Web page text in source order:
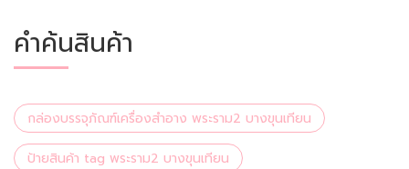
คำค้นสินค้า
กล่องบรรจุภัณฑ์เครื่องสำอาง พระราม2 บางขุนเทียน
ป้ายสินค้า tag พระราม2 บางขุนเทียน